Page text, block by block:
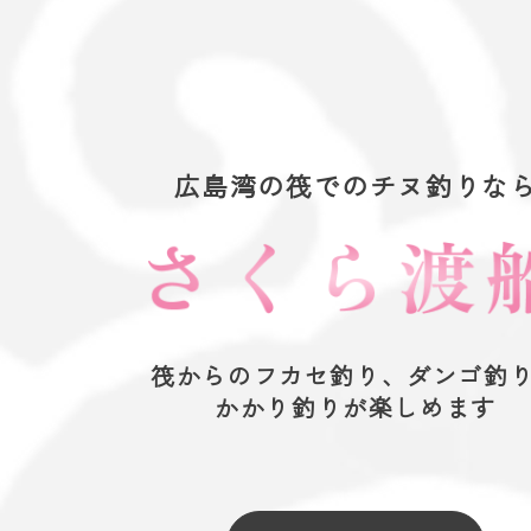
広島湾の筏でのチヌ釣りな
筏からのフカセ釣り、ダンゴ釣
かかり釣りが楽しめます